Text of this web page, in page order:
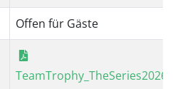
Offen für Gäste
TeamTrophy_TheSeries2026.pdf